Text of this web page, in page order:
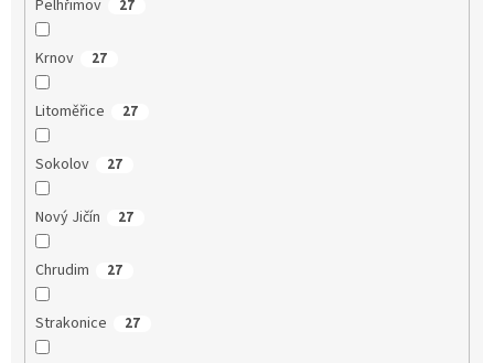
Pelhřimov 27
Krnov 27
Litoměřice 27
Sokolov 27
Nový Jičín 27
Chrudim 27
Strakonice 27